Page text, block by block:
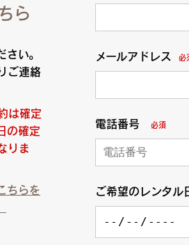
ら
い。
ご連絡
は確定
の確定
りま
ちらを
メールアドレス 必
電話番号 必須
ご希望のレンタル